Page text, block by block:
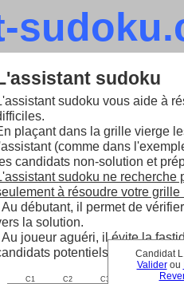
Candidat
Validerou
sudoku
sudoku vous aide à
plaçant dans la grille vierge
(comme dans
candidats non-solution et
sudoku ne
à résoudre votre grille
Au débutant, il permet de
la solution.
Au joueur aguéri, il évite la
potentiels.
C1 C2 C3